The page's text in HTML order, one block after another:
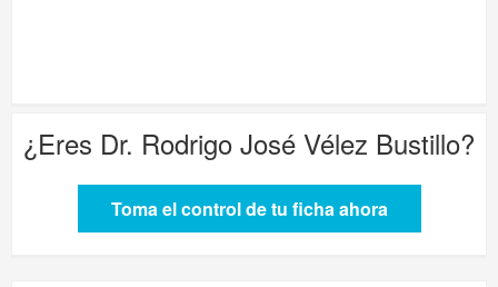
¿Eres Dr. Rodrigo José Vélez Bustillo?
Toma el control de tu ficha ahora